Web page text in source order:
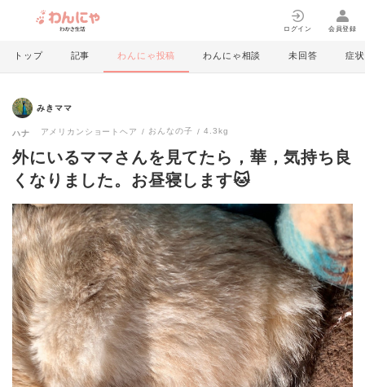
ログイン 会員登録
トップ 記事 わんにゃ投稿 わんにゃ相談 未回答 症状
みきママ
ハナ アメリカンショートヘア おんなの子 4.3kg
外にいるママさんを見てたら，華，気持ち良
くなりました。お昼寝します🐱